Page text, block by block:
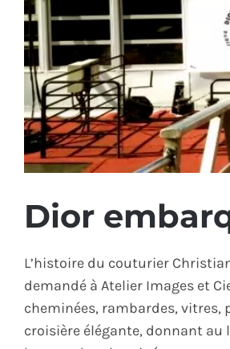
Dior
L’histoire du couturier
demandé à Atelier Images et
cheminées, rambardes, vitres,
croisière élégante, donnant au